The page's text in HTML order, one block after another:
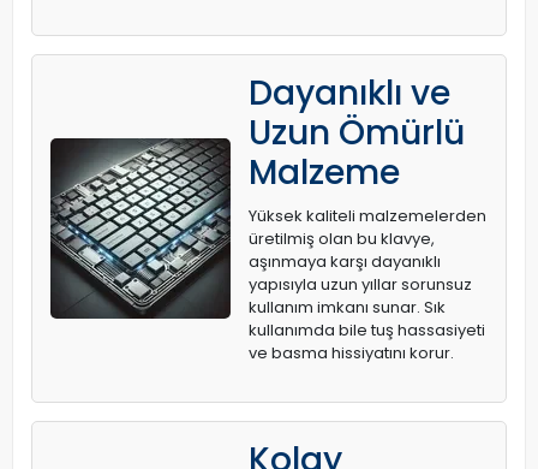
Dayanıklı ve
Uzun Ömürlü
Malzeme
Yüksek kaliteli malzemelerden
üretilmiş olan bu klavye,
aşınmaya karşı dayanıklı
yapısıyla uzun yıllar sorunsuz
kullanım imkanı sunar. Sık
kullanımda bile tuş hassasiyeti
ve basma hissiyatını korur.